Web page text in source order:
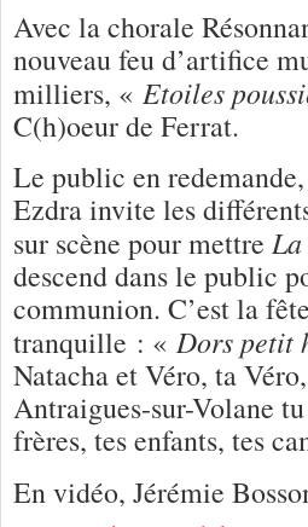
Avec la chorale
nouveau feu d’artifice
milliers, « Etoiles
C(h)oeur de Ferrat.
Le public en
Ezdra invite les
sur scène pour mettre
descend dans le public
communion. C’est la
tranquille : « Dors petit
Natacha et Véro, ta
Antraigues-sur-Volane
frères, tes enfants, tes
En vidéo, Jérémie